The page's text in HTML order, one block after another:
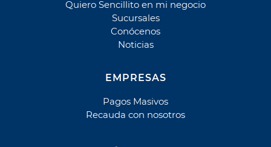
Parque La Foresta
Parque La Foresta Cuota
Parque La Foresta Mantención
Parque Santiago Cuota
Parques de Chile - Contrato
Quiero Sencillito en mi negocio
Sucursales
Conócenos
Noticias
EMPRESAS
Pagos Masivos
Recauda con nosotros